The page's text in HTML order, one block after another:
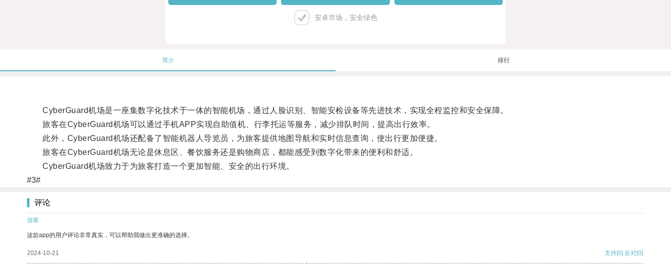
安卓市场，安全绿色
简介 排行
CyberGuard机场是一座集数字化技术于一体的智能机场，通过人脸识别、智能安检设备等先进技术，实现全程监控和安全保障。
旅客在CyberGuard机场可以通过手机APP实现自助值机、行李托运等服务，减少排队时间，提高出行效率。
此外，CyberGuard机场还配备了智能机器人导览员，为旅客提供地图导航和实时信息查询，使出行更加便捷。
旅客在CyberGuard机场无论是休息区、餐饮服务还是购物商店，都能感受到数字化带来的便利和舒适。
CyberGuard机场致力于为旅客打造一个更加智能、安全的出行环境。
#3#
评论
游客
这款app的用户评论非常真实，可以帮助我做出更准确的选择。
2024-10-21 支持[0] 反对[0]